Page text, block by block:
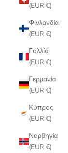
(EUR €)
Φινλανδία
(EUR €)
Γαλλία
(EUR €)
Γερμανία
(EUR €)
Κύπρος
(EUR €)
Νορβηγία
(EUR €)